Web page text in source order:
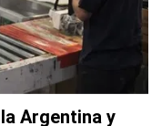
Argentina y